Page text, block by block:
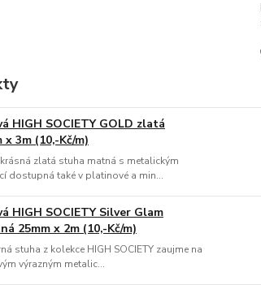
HIGH SOCIETY GOLD zlatá
3m (10,-Kč/m)
krásná zlatá stuha matná s metalickým
dostupná také v platinové a min...
HIGH SOCIETY Silver Glam
25mm x 2m (10,-Kč/m)
stuha z kolekce HIGH SOCIETY zaujme na
výrazným metalic...